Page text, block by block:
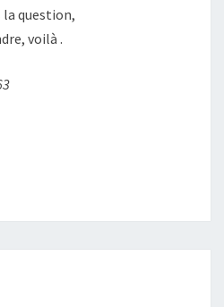
la question,
voilà .